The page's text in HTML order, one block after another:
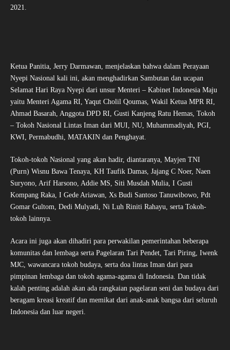
2021.
Ketua Panitia, Jerry Darmawan, menjelaskan bahwa dalam Perayaan
Nyepi Nasional kali ini, akan menghadirkan Sambutan dan ucapan
Selamat Hari Raya Nyepi dari unsur Menteri – Kabinet Indonesia Maju
yaitu Menteri Agama RI, Yaqut Cholil Qoumas, Wakil Ketua MPR RI,
Ahmad Basarah, Anggota DPD RI, Gusti Kanjeng Ratu Hemas, Tokoh
– Tokoh Nasional Lintas Iman dari MUI, NU, Muhammadiyah, PGI,
KWI, Permabudhi, MATAKIN dan Penghayat.
Tokoh-tokoh Nasional yang akan hadir, diantaranya, Mayjen TNI
(Purn) Wisnu Bawa Tenaya, KH Taufik Damas, Jajang C Noer, Naen
Suryono, Arif Harsono, Addie MS, Siti Musdah Mulia, I Gusti
Kompang Raka, I Gede Ariawan, Xs Budi Santoso Tanuwibowo, Pdt
Gomar Gultom, Dedi Mulyadi, Ni Luh Riniti Rahayu, serta Tokoh-
tokoh lainnya.
Acara ini juga akan dihadiri para perwakilan pemerintahan beberapa
komunitas dan lembaga serta Pagelaran Tari Pendet, Tari Piring, Iwenk
MJC, wawancara tokoh budaya, serta doa lintas Iman dari para
pimpinan lembaga dan tokoh agama-agama di Indonesia. Dan tidak
kalah penting adalah akan ada rangkaian pagelaran seni dan budaya dari
beragam kreasi kreatif dan memikat dari anak-anak bangsa dari seluruh
Indonesia dan luar negeri.